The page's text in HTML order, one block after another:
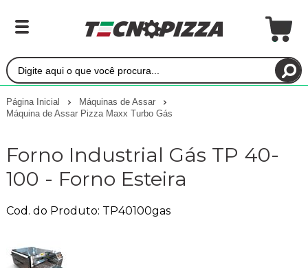
Página Inicial
Máquinas de Assar
Máquina de Assar Pizza Maxx Turbo Gás
Forno Industrial Gás TP 40-
100 - Forno Esteira
Cod. do Produto: TP40100gas